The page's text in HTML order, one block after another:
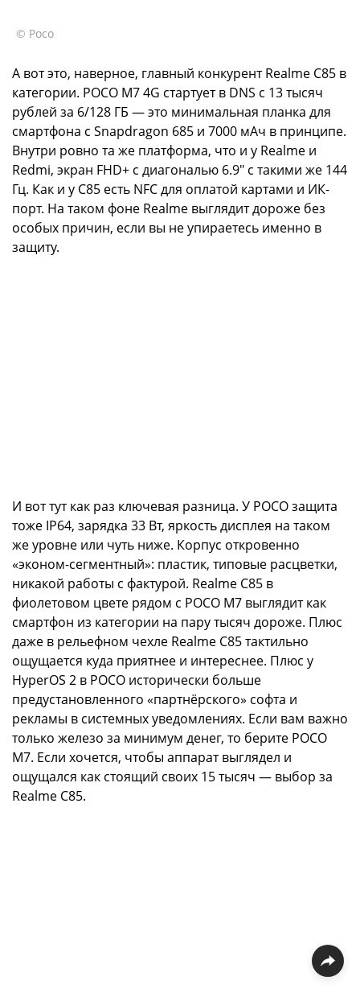
© Poco
А вот это, наверное, главный конкурент Realme C85 в
категории. POCO M7 4G стартует в DNS с 13 тысяч
рублей за 6/128 ГБ — это минимальная планка для
смартфона с Snapdragon 685 и 7000 мАч в принципе.
Внутри ровно та же платформа, что и у Realme и
Redmi, экран FHD+ с диагональю 6.9" с такими же 144
Гц. Как и у C85 есть NFC для оплатой картами и ИК-
порт. На таком фоне Realme выглядит дороже без
особых причин, если вы не упираетесь именно в
защиту.
И вот тут как раз ключевая разница. У POCO защита
тоже IP64, зарядка 33 Вт, яркость дисплея на таком
же уровне или чуть ниже. Корпус откровенно
«эконом-сегментный»: пластик, типовые расцветки,
никакой работы с фактурой. Realme C85 в
фиолетовом цвете рядом с POCO M7 выглядит как
смартфон из категории на пару тысяч дороже. Плюс
даже в рельефном чехле Realme C85 тактильно
ощущается куда приятнее и интереснее. Плюс у
HyperOS 2 в POCO исторически больше
предустановленного «партнёрского» софта и
рекламы в системных уведомлениях. Если вам важно
только железо за минимум денег, то берите POCO
M7. Если хочется, чтобы аппарат выглядел и
ощущался как стоящий своих 15 тысяч — выбор за
Realme C85.